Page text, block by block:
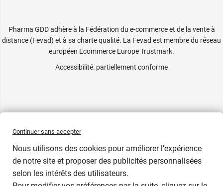
Pharma GDD adhère à la Fédération du e-commerce et de la vente à
distance (Fevad) et à sa charte qualité. La Fevad est membre du réseau
européen Ecommerce Europe Trustmark.
Accessibilité: partiellement conforme
Continuer sans accepter
Nous utilisons des cookies pour améliorer l’expérience
de notre site et proposer des publicités personnalisées
selon les intérêts des utilisateurs.